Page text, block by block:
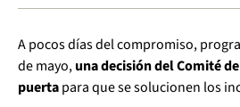
A pocos días del compromiso,
de mayo,una decisión del Comité
puertapara que se solucionen los